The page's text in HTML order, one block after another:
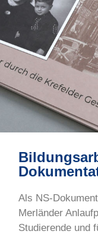
Als NS-
Merländer
Studierende und